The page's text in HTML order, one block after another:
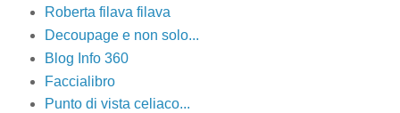
Roberta filava filava
Decoupage e non solo...
Blog Info 360
Faccialibro
Punto di vista celiaco...